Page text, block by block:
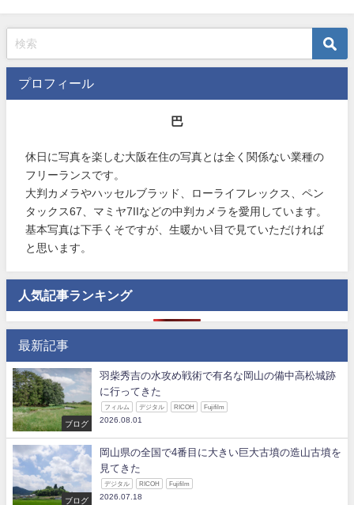
プロフィール
巴
休日に写真を楽しむ大阪在住の写真とは全く関係ない業種の
フリーランスです。
大判カメラやハッセルブラッド、ローライフレックス、ペン
タックス67、マミヤ7IIなどの中判カメラを愛用しています。
基本写真は下手くそですが、生暖かい目で見ていただければ
と思います。
人気記事ランキング
最新記事
ブログ
羽柴秀吉の水攻め戦術で有名な岡山の備中高松城跡
に行ってきた
フィルム デジタル RICOH Fujifilm
2026.08.01
ブログ
岡山県の全国で4番目に大きい巨大古墳の造山古墳を
見てきた
デジタル RICOH Fujifilm
2026.07.18